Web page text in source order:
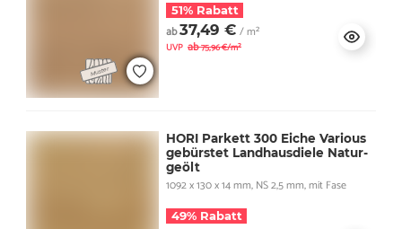
51% Rabatt
ab37,49 € / m²
UVP ab75,96 €/m²
HORI Parkett 300 Eiche Various
gebürstet Landhausdiele Natur-
geölt
1092 x 130 x 14 mm, NS 2,5 mm, mit Fase
49% Rabatt